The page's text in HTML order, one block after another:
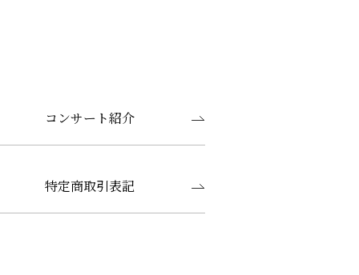
コンサート紹介
特定商取引表記